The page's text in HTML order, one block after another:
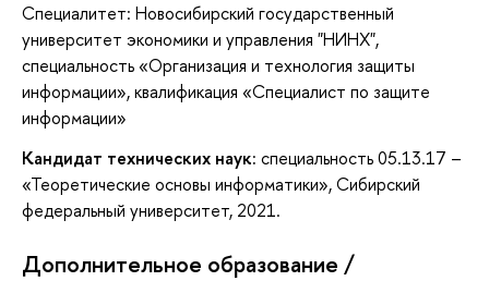
Специалитет: Новосибирский государственный
университет экономики и управления "НИНХ",
специальность «Организация и технология защиты
информации», квалификация «Специалист по защите
информации»
Кандидат технических наук: специальность 05.13.17 –
«Теоретические основы информатики», Сибирский
федеральный университет, 2021.
Дополнительное образование /